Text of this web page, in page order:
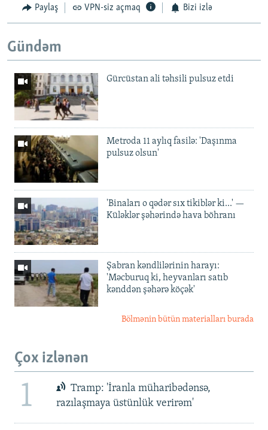
Paylaş VPN-siz açmaq Bizi izlə
Gündəm
Gürcüstan ali təhsili pulsuz etdi
Metroda 11 aylıq fasilə: 'Daşınma
pulsuz olsun'
'Binaları o qədər sıx tikiblər ki...' —
Küləklər şəhərində hava böhranı
Şabran kəndlilərinin harayı:
'Məcburuq ki, heyvanları satıb
kənddən şəhərə köçək'
Bölmənin bütün materialları burada
Çox izlənən
1
Tramp: 'İranla müharibədənsə,
razılaşmaya üstünlük verirəm'